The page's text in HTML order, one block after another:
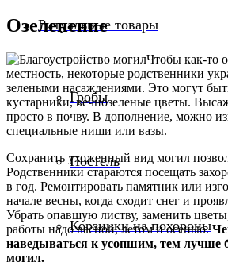
Ритуальные товары
Гробы
Постель
Корзинки на похороны
Озеленение
Чтобы как-то
местность, некоторые родственники
зелеными насаждениями. Это могут
кустарники, вечнозеленые цветы.
просто в почву. В дополнение, можно
специальные ниши или вазы.
Сохранить ухоженный вид могил
Родственники стараются посещать
в год. Ремонтировать памятник или
начале весны, когда сходит снег и
Убрать опавшую листву, заменить
работы надо весной, летом и осенью.
наведываться к усопшим, тем лучше
могил.